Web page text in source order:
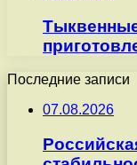
Последние записи
07.08.2026